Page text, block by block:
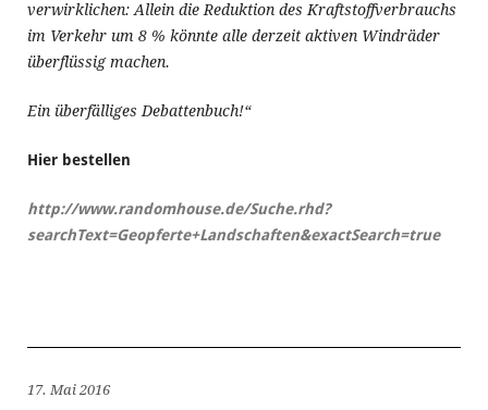
verwirklichen: Allein die Reduktion des Kraftstoffverbrauchs
im Verkehr um 8 % könnte alle derzeit aktiven Windräder
überflüssig machen.
Ein überfälliges Debattenbuch!“
Hier bestellen
http://www.randomhouse.de/Suche.rhd?
searchText=Geopferte+Landschaften&exactSearch=true
17. Mai 2016